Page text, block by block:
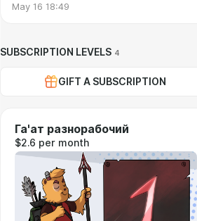
May 16 18:49
SUBSCRIPTION LEVELS 4
GIFT A SUBSCRIPTION
Га'ат разнорабочий
$2.6 per month